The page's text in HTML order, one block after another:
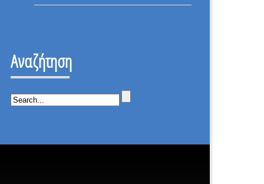
ΕΠΑΝΑΣΤΑΣΗ
Αναζήτηση